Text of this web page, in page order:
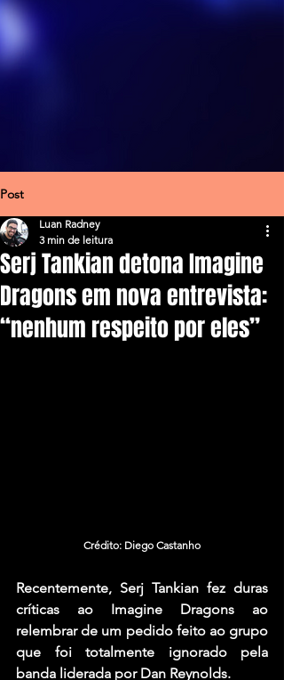
Post
Serj Tankian detona Imagine
Dragons em nova entrevista:
“nenhum respeito por eles”
Luan Radney
3 min de leitura
Crédito: Diego Castanho
Recentemente, Serj Tankian fez duras
críticas ao Imagine Dragons ao
relembrar de um pedido feito ao grupo
que foi totalmente ignorado pela
banda liderada por Dan Reynolds.